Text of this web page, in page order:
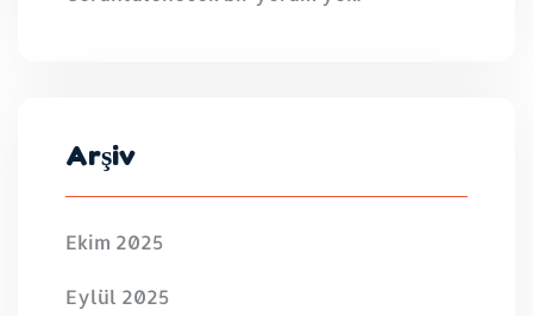
Arşiv
Ekim 2025
Eylül 2025